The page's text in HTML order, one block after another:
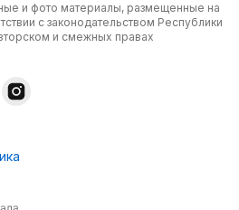
и фото материалы, размещенные на
с законодательством Республики
и смежных правах